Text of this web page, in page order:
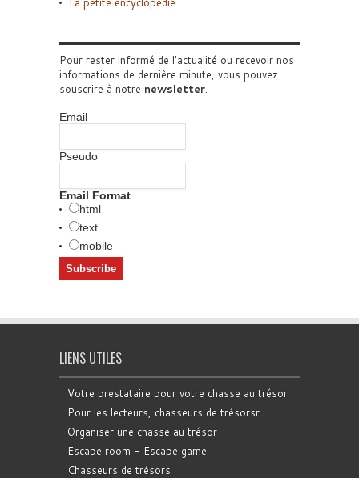
Pour rester informé de l'actualité ou recevoir nos
informations de dernière minute, vous pouvez
souscrire à notre newsletter.
Email
Pseudo
Email Format
html
text
mobile
LIENS UTILES
Votre prestataire pour votre chasse au trésor
Pour les lecteurs, chasseurs de trésorsr
Organiser une chasse au trésor
Escape room - Escape game
Chasseurs de trésors